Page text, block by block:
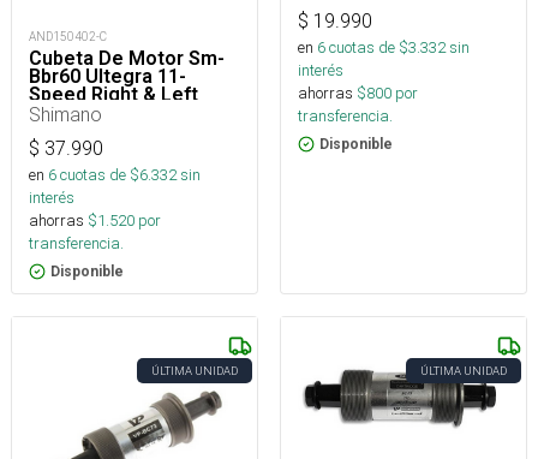
AND150402-C
Cubeta De Motor Sm-
Bbr60 Ultegra 11-
Speed Right & Left
Adapter (Bsa), Bearing
Shimano
$ 37.990
en 6cuotas de $6.332sin
interés
ahorras $1.520 por
transferencia.
Disponible
$ 19.990
en 6cuotas de $3.332sin
interés
ahorras $800 por
transferencia.
Disponible
ÚLTIMA UNIDAD ÚLTIMA UNIDAD